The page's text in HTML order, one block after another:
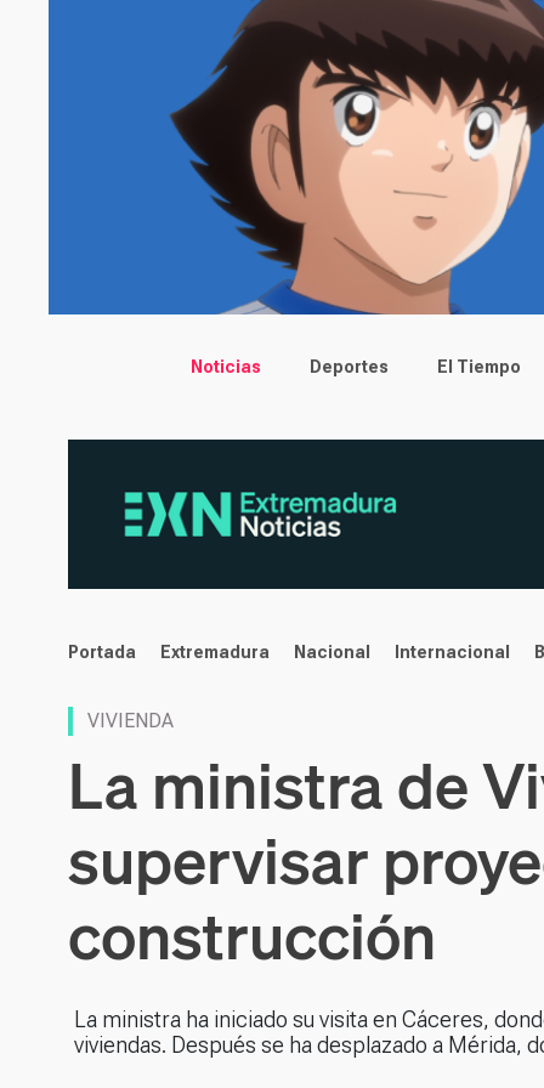
Main menu
Noticias Deportes El Tiempo
noticias
Portada Extremadura Nacional Internacional
VIVIENDA
La ministra de
supervisar
construcción
La ministra ha iniciado su visita en Cáceres,
viviendas. Después se ha desplazado a Mérida,